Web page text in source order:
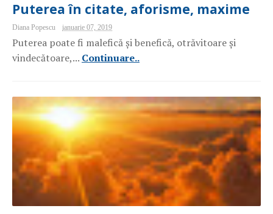
Puterea în citate, aforisme, maxime
Diana Popescu ianuarie 07, 2019
Puterea poate fi malefică și benefică, otrăvitoare și
vindecătoare,... Continuare..